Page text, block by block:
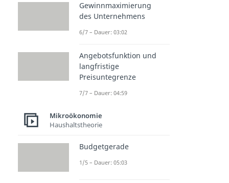
Gewinnmaximierung
des Unternehmens
6/7 – Dauer: 03:02
Angebotsfunktion und
langfristige
Preisuntegrenze
7/7 – Dauer: 04:59
Mikroökonomie
Haushaltstheorie
Budgetgerade
1/5 – Dauer: 05:03